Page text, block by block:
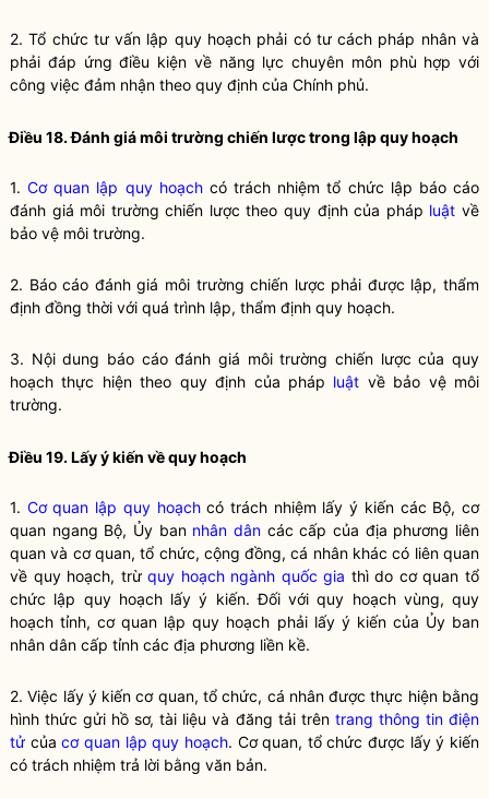
2. Tổ chức tư vấn lập quy hoạch phải có tư cách pháp nhân và
phải đáp ứng điều kiện về năng lực chuyên môn phù hợp với
công việc đảm nhận theo quy định của Chính phủ.
Điều 18. Đánh giá môi trường chiến lược trong lập quyhoạch
1.Cơ quan lập quy hoạchcó trách nhiệm tổ chức lập báo cáo
đánh giá môi trường chiến lược theo quy định của pháp luật về
bảo vệ môi trường.
2. Báo cáo đánh giá môi trường chiến lược phải được lập, thẩm
định đồng thời với quá trình lập, thẩm định quy hoạch.
3. Nội dung báo cáo đánh giá môi trường chiến lược của quy
hoạch thực hiện theo quy định của pháp luật về bảo vệ môi
trường.
Điều 19. Lấy ý kiến vềquy hoạch
1. Cơ quan lập quy hoạchcó trách nhiệm lấy ý kiến các Bộ, cơ
quan ngang Bộ, Ủy ban nhân dân các cấp của địa phương liên
quan và cơ quan, tổ chức, cộng đồng, cá nhân khác có liên quan
về quy hoạch, trừquy hoạch ngành quốc gia thì do cơ quan tổ
chức lập quy hoạch lấy ý kiến. Đối vớiquy hoạch vùng, quy
hoạch tỉnh,cơ quan lập quy hoạch phải lấy ý kiến của Ủy ban
nhân dân cấp tỉnh các địa phương liền kề.
2. Việc lấy ý kiến cơ quan, tổ chức, cá nhân được thực hiện bằng
hình thức gửi hồ sơ, tài liệu và đăng tải trên trang thông tin điện
tử củacơ quan lập quy hoạch. Cơ quan, tổ chức được lấy ý kiến
có trách nhiệm trả lời bằng văn bản.